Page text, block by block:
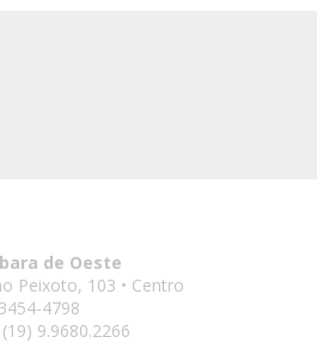
de Oeste
Peixoto, 103 • Centro
4798
9.9680.2266